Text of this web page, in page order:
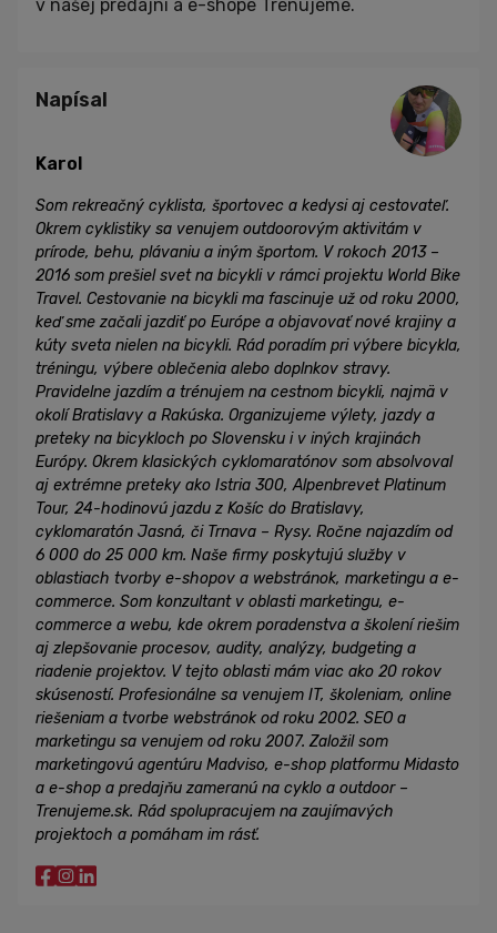
v našej predajni a e-shope Trenujeme.
Napísal
Karol
Som rekreačný cyklista, športovec a kedysi aj cestovateľ.
Okrem cyklistiky sa venujem outdoorovým aktivitám v
prírode, behu, plávaniu a iným športom. V rokoch 2013 –
2016 som prešiel svet na bicykli v rámci projektu World Bike
Travel. Cestovanie na bicykli ma fascinuje už od roku 2000,
keď sme začali jazdiť po Európe a objavovať nové krajiny a
kúty sveta nielen na bicykli. Rád poradím pri výbere bicykla,
tréningu, výbere oblečenia alebo doplnkov stravy.
Pravidelne jazdím a trénujem na cestnom bicykli, najmä v
okolí Bratislavy a Rakúska. Organizujeme výlety, jazdy a
preteky na bicykloch po Slovensku i v iných krajinách
Európy. Okrem klasických cyklomaratónov som absolvoval
aj extrémne preteky ako Istria 300, Alpenbrevet Platinum
Tour, 24-hodinovú jazdu z Košíc do Bratislavy,
cyklomaratón Jasná, či Trnava – Rysy. Ročne najazdím od
6 000 do 25 000 km. Naše firmy poskytujú služby v
oblastiach tvorby e-shopov a webstránok, marketingu a e-
commerce. Som konzultant v oblasti marketingu, e-
commerce a webu, kde okrem poradenstva a školení riešim
aj zlepšovanie procesov, audity, analýzy, budgeting a
riadenie projektov. V tejto oblasti mám viac ako 20 rokov
skúseností. Profesionálne sa venujem IT, školeniam, online
riešeniam a tvorbe webstránok od roku 2002. SEO a
marketingu sa venujem od roku 2007. Založil som
marketingovú agentúru Madviso, e-shop platformu Midasto
a e-shop a predajňu zameranú na cyklo a outdoor –
Trenujeme.sk. Rád spolupracujem na zaujímavých
projektoch a pomáham im rásť.